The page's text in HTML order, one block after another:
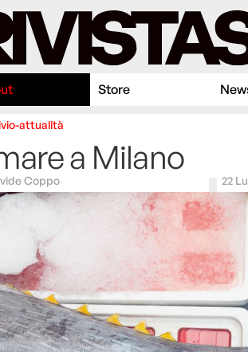
Store
attualità
a Milano
Coppo 22